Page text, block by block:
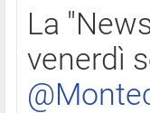
La
venerdì